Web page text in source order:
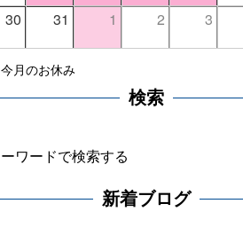
30 31 1 2 3
今月のお休み
検索
新着ブログ